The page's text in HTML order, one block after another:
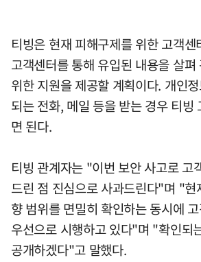
티빙은 현재 피해구제를 위한 고객
고객센터를 통해 유입된 내용을 살
위한 지원을 제공할 계획이다. 개인
되는 전화, 메일 등을 받는 경우 티빙
면 된다.
티빙 관계자는 "이번 보안 사고로 고
드린 점 진심으로 사과드린다"며 "현
향 범위를 면밀히 확인하는 동시에
우선으로 시행하고 있다"며 "확인되
공개하겠다"고 말했다.